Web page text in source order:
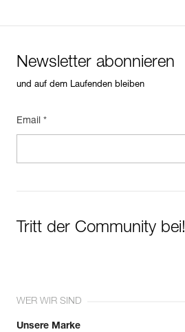
Newsletter abonnieren
und auf dem Laufenden bleiben
Email *
Tritt der Community bei!
WER WIR SIND
Unsere Marke